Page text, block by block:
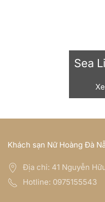
Khách sạn Nữ Hoàng Đà
Địa chỉ: 41 Nguyễn
Hotline: 0975155543